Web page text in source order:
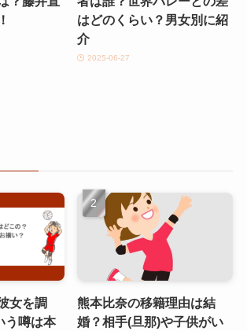
はどのくらい？男女別に紹
介
2025-06-27
女を調
う噂は本
熊本比奈の移籍理由は結
婚？相手(旦那)や子供がい